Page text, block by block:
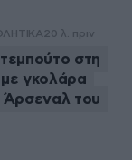
20 λ. πριν
στη
γκολάρα
Άρσεναλ του